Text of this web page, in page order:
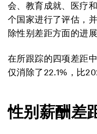
会、教育成就、医疗
个国家进行了评估，
除性别差距方面的进展
在所跟踪的四项差距
仅消除了22.1%，比
性别薪酬差